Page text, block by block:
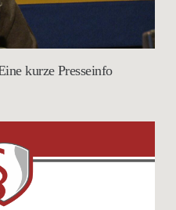
kurze Presseinfo